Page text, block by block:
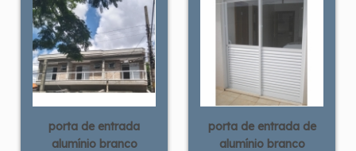
porta de entrada
alumínio branco
porta de entrada de
alumínio branco